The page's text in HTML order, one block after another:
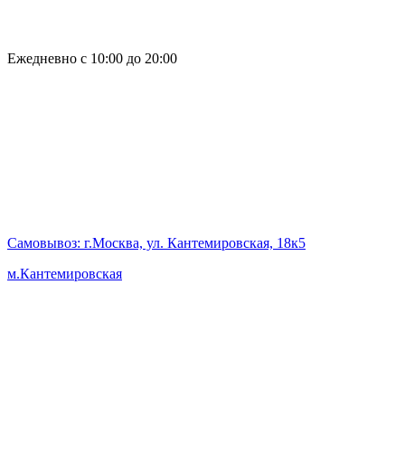
Ежедневно с 10:00 до 20:00
Самовывоз: г.Москва, ул. Кантемировская, 18к5
м.Кантемировская